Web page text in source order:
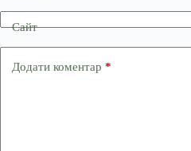
Сайт
Додати коментар *